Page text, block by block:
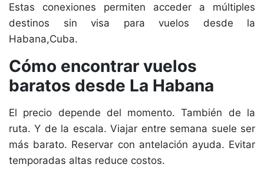
Estas conexiones permiten acceder a múltiples
destinos sin visa para vuelos desde la
Habana,Cuba.
Cómo encontrar vuelos
baratos desde La Habana
El precio depende del momento. También de la
ruta. Y de la escala. Viajar entre semana suele ser
más barato. Reservar con antelación ayuda. Evitar
temporadas altas reduce costos.